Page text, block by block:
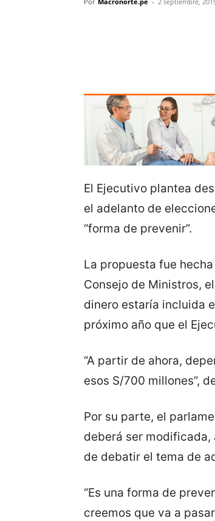
El Ejecutivo plantea
el adelanto de
“forma de prevenir”.
La propuesta fue
Consejo de Ministros,
dinero estaría incluida
próximo año que el
“A partir de ahora,
esos S/700 millones”,
Por su parte, el
deberá ser modificada,
de debatir el tema de
“Es una forma de
creemos que va a